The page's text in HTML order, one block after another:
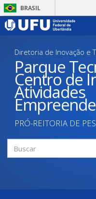
Pular
para
BRASIL
Diretoria de Inovação e
Parque
Centro de
Atividades
PRÓ-REITORIA DE
Formulário
de